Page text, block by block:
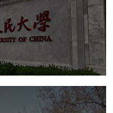
高校网站建设
建设